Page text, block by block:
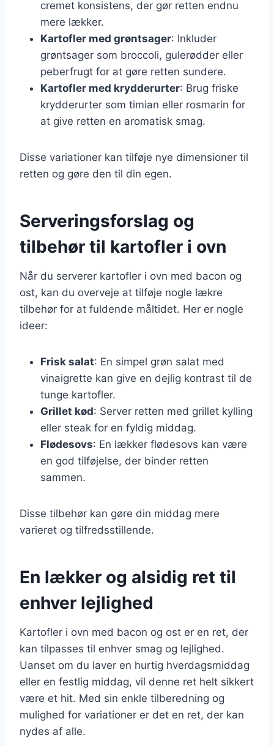
cremet konsistens, der gør retten endnu
mere lækker.
Kartofler med grøntsager: Inkluder
grøntsager som broccoli, gulerødder eller
peberfrugt for at gøre retten sundere.
Kartofler med krydderurter: Brug friske
krydderurter som timian eller rosmarin for
at give retten en aromatisk smag.
Disse variationer kan tilføje nye dimensioner til
retten og gøre den til din egen.
Serveringsforslag og
tilbehør til kartofler i ovn
Når du serverer kartofler i ovn med bacon og
ost, kan du overveje at tilføje nogle lækre
tilbehør for at fuldende måltidet. Her er nogle
ideer:
Frisk salat: En simpel grøn salat med
vinaigrette kan give en dejlig kontrast til de
tunge kartofler.
Grillet kød: Server retten med grillet kylling
eller steak for en fyldig middag.
Flødesovs: En lækker flødesovs kan være
en god tilføjelse, der binder retten
sammen.
Disse tilbehør kan gøre din middag mere
varieret og tilfredsstillende.
En lækker og alsidig ret til
enhver lejlighed
Kartofler i ovn med bacon og ost er en ret, der
kan tilpasses til enhver smag og lejlighed.
Uanset om du laver en hurtig hverdagsmiddag
eller en festlig middag, vil denne ret helt sikkert
være et hit. Med sin enkle tilberedning og
mulighed for variationer er det en ret, der kan
nydes af alle.